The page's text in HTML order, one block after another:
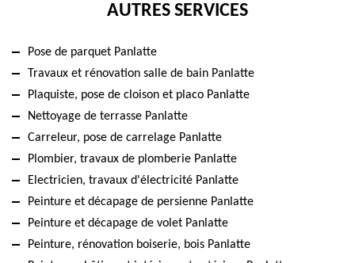
AUTRES SERVICES
Pose de parquet Panlatte
Travaux et rénovation salle de bain Panlatte
Plaquiste, pose de cloison et placo Panlatte
Nettoyage de terrasse Panlatte
Carreleur, pose de carrelage Panlatte
Plombier, travaux de plomberie Panlatte
Electricien, travaux d'électricité Panlatte
Peinture et décapage de persienne Panlatte
Peinture et décapage de volet Panlatte
Peinture, rénovation boiserie, bois Panlatte